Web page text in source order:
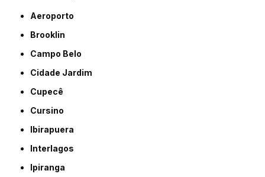
Aeroporto
Brooklin
Campo Belo
Cidade Jardim
Cupecê
Cursino
Ibirapuera
Interlagos
Ipiranga